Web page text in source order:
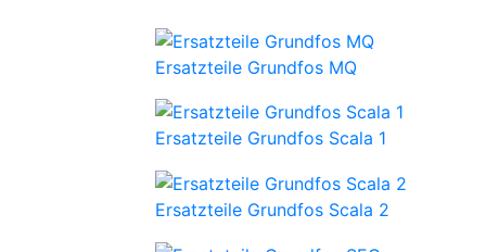
Ersatzteile Grundfos MQ
Ersatzteile Grundfos Scala 1
Ersatzteile Grundfos Scala 2